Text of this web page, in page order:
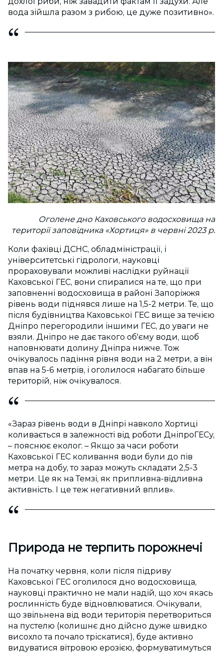
вода зійшла разом з рибою, це дуже позитивно».
Оголене дно Каховського водосховища на
території заповідника «Хортиця» в червні 2023 р.
Коли фахівці ДСНС, обладміністрації, і
університетські гідрологи, науковці
прораховували можливі наслідки руйнації
Каховської ГЕС, вони спиралися на те, що при
заповненні водосховища в районі Запоріжжя
рівень води піднявся лише на 1,5-2 метри. Те, що
після будівництва Каховської ГЕС вище за течією
Дніпро перегородили іншими ГЕС, до уваги не
взяли. Дніпро не дає такого об'єму води, щоб
наповнювати долину Дніпра нижче. Тож
очікувалось падіння рівня води на 2 метри, а він
впав на 5-6 метрів, і оголилося набагато більше
територій, ніж очікувалося.
«Зараз рівень води в Дніпрі навколо Хортиці
коливається в залежності від роботи ДніпроГЕСу,
– пояснює еколог. – Якщо за часи роботи
Каховської ГЕС коливання води були до пів
метра на добу, то зараз можуть складати 2,5-3
метри. Це як на Темзі, як припливна-відливна
активність. І це теж негативний вплив».
Природа не терпить порожнечі
На початку червня, коли після підриву
Каховської ГЕС оголилося дно водосховища,
науковці практично не мали надій, що хоч якась
рослинність буде відновлюватися. Очікували,
що звільнена від води територія перетвориться
на пустелю (колишнє дно дійсно дуже швидко
висохло та почало тріскатися), буде активно
видуватися вітровою ерозією, формуватимуться